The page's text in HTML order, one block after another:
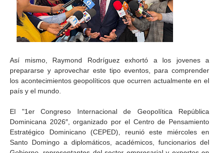
Así mismo, Raymond Rodríguez exhortó a los jovenes a
prepararse y aprovechar este tipo eventos, para comprender
los acontecimientos geopolíticos que ocurren actualmente en el
país y el mundo.
El "1er Congreso Internacional de Geopolítica República
Dominicana 2026″, organizado por el Centro de Pensamiento
Estratégico Dominicano (CEPED), reunió este miércoles en
Santo Domingo a diplomáticos, académicos, funcionarios del